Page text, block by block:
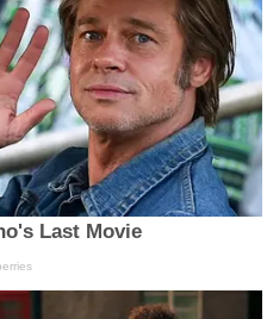
Last Movie